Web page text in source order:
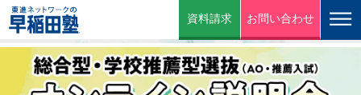
資料請求 お問い合わせ